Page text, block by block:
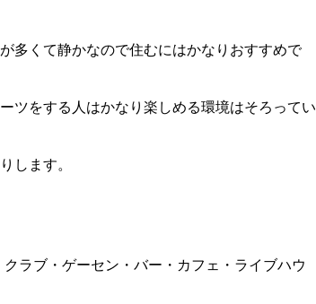
多くて静かなので住むにはかなりおすすめで
ツをする人はかなり楽しめる環境はそろってい
します。
ラブ・ゲーセン・バー・カフェ・ライブハウ